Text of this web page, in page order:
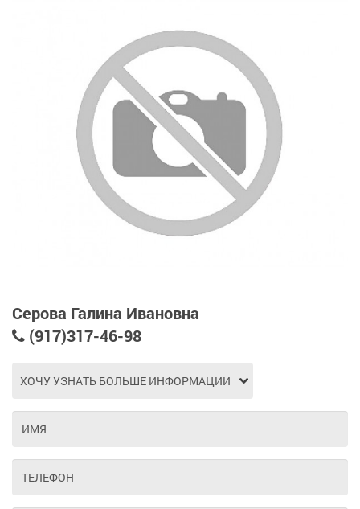
Серова Галина Ивановна
(917)317-46-98